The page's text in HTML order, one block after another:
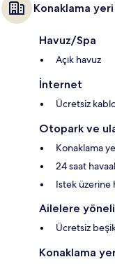
Konaklama
Havuz/Spa
Açık havuz
İnternet
Ücretsiz
Otopark ve
Konaklama
24 saat
Istek üzerine
Ailelere
Ücretsiz
Konaklama